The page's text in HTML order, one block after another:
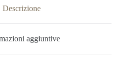
Descrizione
aggiuntive